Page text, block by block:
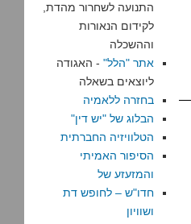
התנועה לשחרור מהדת,
לקידום הנאורות
וההשכלה
אתר "הלל" - האגודה
ליוצאים בשאלה
בחזרה ללאמיה
הבלוג של "יש דין"
הטלוויזיה החברתית
הסיפור האמיתי
והמזעזע של
חדו"ש – לחופש דת
ושוויון